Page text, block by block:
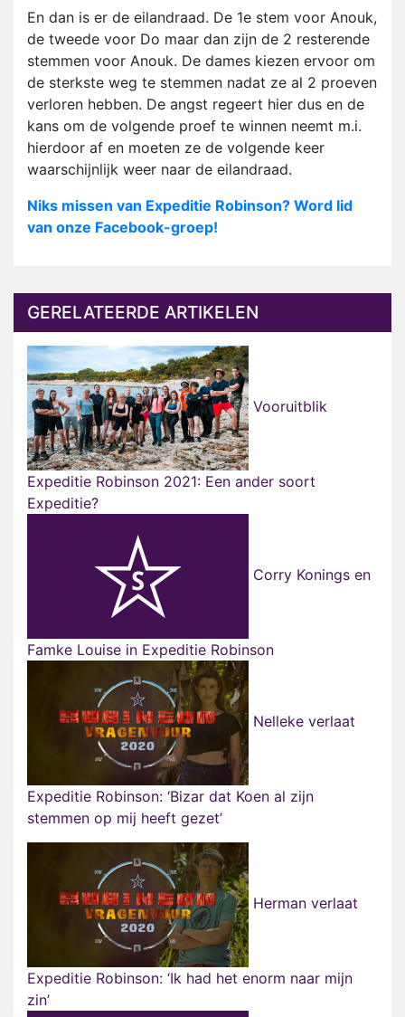
En dan is er de eilandraad. De 1e stem voor Anouk,
de tweede voor Do maar dan zijn de 2 resterende
stemmen voor Anouk. De dames kiezen ervoor om
de sterkste weg te stemmen nadat ze al 2 proeven
verloren hebben. De angst regeert hier dus en de
kans om de volgende proef te winnen neemt m.i.
hierdoor af en moeten ze de volgende keer
waarschijnlijk weer naar de eilandraad.
Niks missen van Expeditie Robinson? Word lid
van onze Facebook-groep!
GERELATEERDE ARTIKELEN
Vooruitblik
Expeditie Robinson 2021: Een ander soort
Expeditie?
Corry Konings en
Famke Louise in Expeditie Robinson
Nelleke verlaat
Expeditie Robinson: ‘Bizar dat Koen al zijn
stemmen op mij heeft gezet’
Herman verlaat
Expeditie Robinson: ‘Ik had het enorm naar mijn
zin’